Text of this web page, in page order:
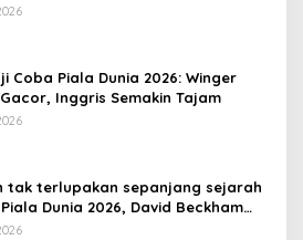
Coba Piala Dunia 2026: Winger
Inggris Semakin Tajam
tak terlupakan sepanjang sejarah
Dunia 2026, David Beckham
dapat kartu merah